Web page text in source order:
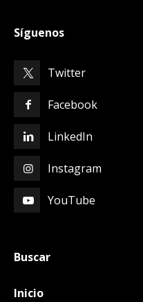
Síguenos
Twitter
Facebook
LinkedIn
Instagram
YouTube
Buscar
Inicio